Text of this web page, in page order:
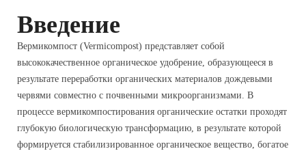
Введение
Вермикомпост (Vermicompost) представляет собой
высококачественное органическое удобрение, образующееся в
результате переработки органических материалов дождевыми
червями совместно с почвенными микроорганизмами. В
процессе вермикомпостирования органические остатки проходят
глубокую биологическую трансформацию, в результате которой
формируется стабилизированное органическое вещество, богатое